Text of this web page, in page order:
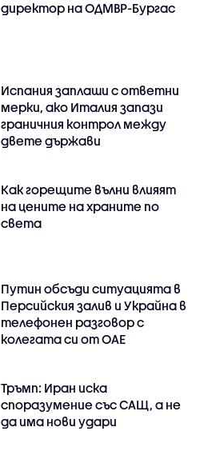
директор на ОДМВР-Бургас
Испания заплаши с ответни
мерки, ако Италия запази
граничния контрол между
двете държави
Как горещите вълни влияят
на цените на храните по
света
Путин обсъди ситуацията в
Персийския залив и Украйна в
телефонен разговор с
колегата си от ОАЕ
Тръмп: Иран иска
споразумение със САЩ, а не
да има нови удари